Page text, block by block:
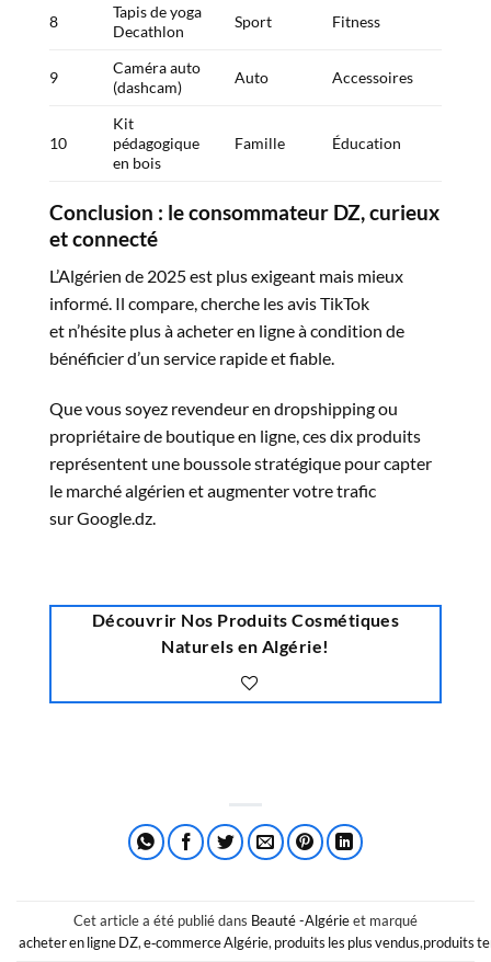
8
Tapis de yoga
Decathlon
Sport Fitness
9
Caméra auto
(dashcam)
Auto Accessoires
10
Kit
pédagogique
en bois
Famille Éducation
Conclusion : le consommateur DZ, curieux
et connecté
L’Algérien de 2025 est plus exigeant mais mieux
informé. Il compare, cherche les avis TikTok
et n’hésite plus à acheter en ligne à condition de
bénéficier d’un service rapide et fiable.
Que vous soyez revendeur en dropshipping ou
propriétaire de boutique en ligne, ces dix produits
représentent une boussole stratégique pour capter
le marché algérien et augmenter votre trafic
sur Google.dz.
Découvrir Nos Produits Cosmétiques
Naturels en Algérie!
Cet article a été publié dans Beauté -Algérieet marqué
acheter en ligne DZ,e‑commerce Algérie, produits les plus vendus,produits